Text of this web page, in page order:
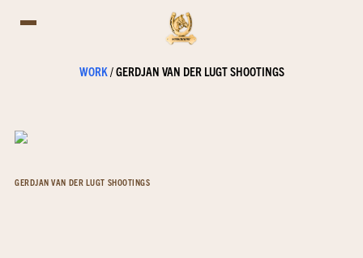
WORK/GERDJAN VAN DER LUGT SHOOTINGS
GERDJAN VAN DER LUGT SHOOTINGS